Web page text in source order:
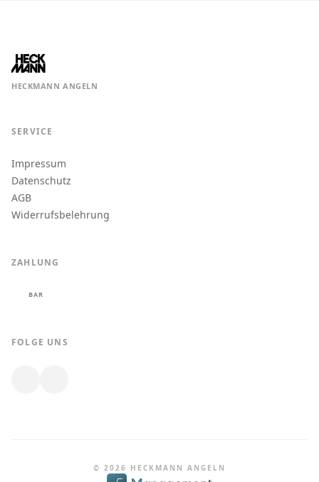
HECKMANN ANGELN
SERVICE
Impressum
Datenschutz
AGB
Widerrufsbelehrung
ZAHLUNG
BAR
FOLGE UNS
© 2026 HECKMANN ANGELN